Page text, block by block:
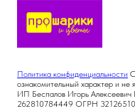
Политика конфиденциальности
ознакомительный характер и не
ИП Беспалов Игорь
262810784449 ОГРН